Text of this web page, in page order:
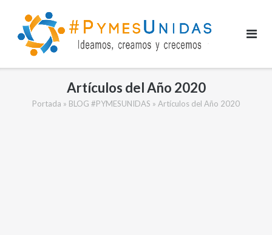
contenido
Artículos del Año 2020
Portada » BLOG #PYMESUNIDAS » Artículos del Año 2020